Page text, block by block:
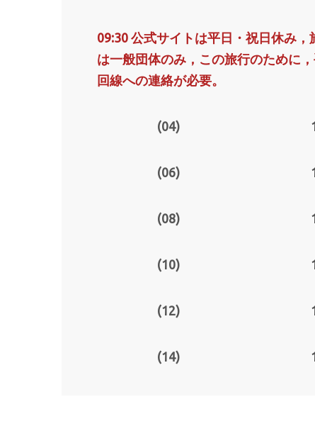
09:30 公式サイトは平日・祝日休み，
は一般団体のみ，この旅行のために
回線への連絡が必要。
(04)
(06)
(08)
(10)
(12)
(14)